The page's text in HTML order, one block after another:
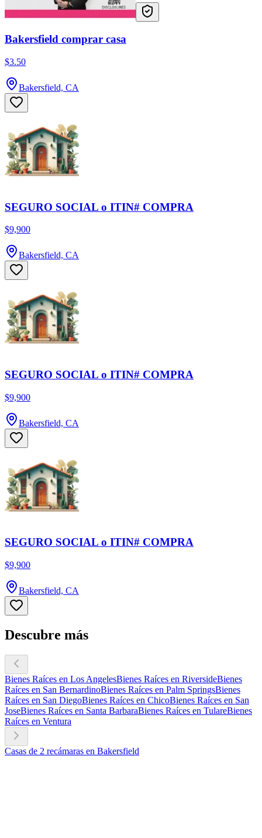
Bakersfield comprar casa
$3.50
Bakersfield, CA
SEGURO SOCIAL o ITIN# COMPRA
$9,900
Bakersfield, CA
SEGURO SOCIAL o ITIN# COMPRA
$9,900
Bakersfield, CA
SEGURO SOCIAL o ITIN# COMPRA
$9,900
Bakersfield, CA
Descubre más
Bienes Raíces en Los AngelesBienes Raíces en RiversideBienes
Raíces en San BernardinoBienes Raíces en Palm SpringsBienes
Raíces en San DiegoBienes Raíces en ChicoBienes Raíces en San
JoseBienes Raíces en Santa BarbaraBienes Raíces en TulareBienes
Raíces en Ventura
Casas de 2 recámaras en Bakersfield